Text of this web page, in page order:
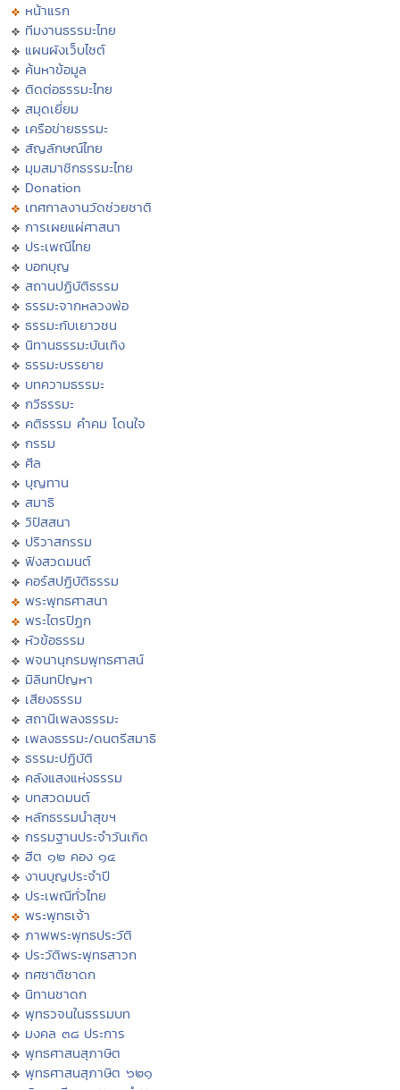
หน้าแรก
ทีมงานธรรมะไทย
แผนผังเว็บไซต์
ค้นหาข้อมูล
ติดต่อธรรมะไทย
สมุดเยี่ยม
เครือข่ายธรรมะ
สัญลักษณ์ไทย
มุมสมาชิกธรรมะไทย
Donation
เทศกาลงานวัดช่วยชาติ
การเผยแผ่ศาสนา
ประเพณีไทย
บอกบุญ
สถานปฏิบัติธรรม
ธรรมะจากหลวงพ่อ
ธรรมะกับเยาวชน
นิทานธรรมะบันเทิง
ธรรมะบรรยาย
บทความธรรมะ
กวีธรรมะ
คติธรรม คำคม โดนใจ
กรรม
ศีล
บุญทาน
สมาธิ
วิปัสสนา
ปริวาสกรรม
ฟังสวดมนต์
คอร์สปฏิบัติธรรม
พระพุทธศาสนา
พระไตรปิฏก
หัวข้อธรรม
พจนานุกรมพุทธศาสน์
มิลินทปัญหา
เสียงธรรม
สถานีเพลงธรรมะ
เพลงธรรมะ/ดนตรีสมาธิ
ธรรมะปฏิบัติ
คลังแสงแห่งธรรม
บทสวดมนต์
หลักธรรมนำสุขฯ
กรรมฐานประจำวันเกิด
ฮีต ๑๒ คอง ๑๔
งานบุญประจำปี
ประเพณีทั่วไทย
พระพุทธเจ้า
ภาพพระพุทธประวัติ
ประวัติพระพุทธสาวก
ทศชาติชาดก
นิทานชาดก
พุทธวจนในธรรมบท
มงคล ๓๘ ประการ
พุทธศาสนสุภาษิต
พุทธศาสนสุภาษิต ๖๒๑